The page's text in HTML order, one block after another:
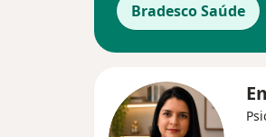
Bradesco Saúde